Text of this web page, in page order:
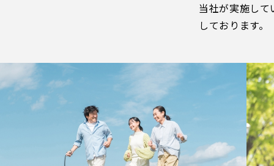
当社が実施し
しております。